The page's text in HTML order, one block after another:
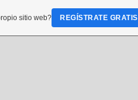
sitio web? REGÍSTRATE GRATIS